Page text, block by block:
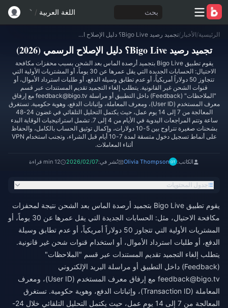
بحث اللغة العربية /
الرئيسية/الأخبار / تجميد رصيد Bigo Live؟ دليل الإصلاح الرسمي (2026)
تجميد رصيد Bigo Live؟ دليل الإصلاح الرسمي (2026)
يقوم تطبيق Bigo Live بتجميد أرصدة الماس بعد الشحن بسبب محفزات مكافحة
الاحتيال: الحسابات الجديدة التي يقل عمرها عن 30 يوماً، أو المشتريات الأولية التي
تتجاوز 50 دولاراً أمريكياً، أو عدم تطابق وسيلة الدفع، أو طلبات استرداد الأموال، أو
قنوات الشحن غير القانونية. يتطلب إلغاء التجميد تقديم المستندات عبر قسم
"الملاحظات" (Feedback) داخل التطبيق أو مراسلة feedback@bigo.tv مع إرفاق
معرف المستخدم (User ID)، ومعرف المعاملة، وإثباتات الدفع، وهوية حكومية. تستغرق
المعالجة من 7 إلى 14 يوم عمل، حيث يكتمل التحليل التلقائي في غضون 24-48
ساعة وتتم المراجعات اليدوية في الأيام من 4 إلى 7. تشمل استراتيجيات الوقاية البدء
بشحنات صغيرة تتراوح بين 5-10 دولارات، وإكمال توثيق الحساب بالكامل، والحفاظ
على أنماط تسجيل دخول متسقة لمدة 7-10 أيام قبل الشراء، وتجنب استخدام VPN
أثناء المعاملات.
الكاتب: Olivia Thompson نُشر في:2026/02/07 12 min قراءة
جدول المحتويات
يقوم تطبيق Bigo Live بتجميد أرصدة الماس بعد الشحن نتيجة لمحفزات
مكافحة الاحتيال، مثل: الحسابات الجديدة التي يقل عمرها عن 30 يوماً، أو
المشتريات الأولية التي تتجاوز 50 دولاراً أمريكياً، أو عدم تطابق وسيلة
الدفع، أو طلبات استرداد الأموال، أو استخدام قنوات شحن غير قانونية.
يتطلب إلغاء التجميد تقديم المستندات عبر قسم "الملاحظات"
(Feedback) داخل التطبيق أو مراسلة البريد الإلكتروني
feedback@bigo.tv
مع إرفاق معرف المستخدم (User ID)، ومعرف
المعاملة (Transaction ID)، وإثباتات الدفع، وهوية حكومية. تستغرق
المعالجة من 7 إلى 14 يوم عمل، حيث يكتمل التحليل التلقائي خلال 24-